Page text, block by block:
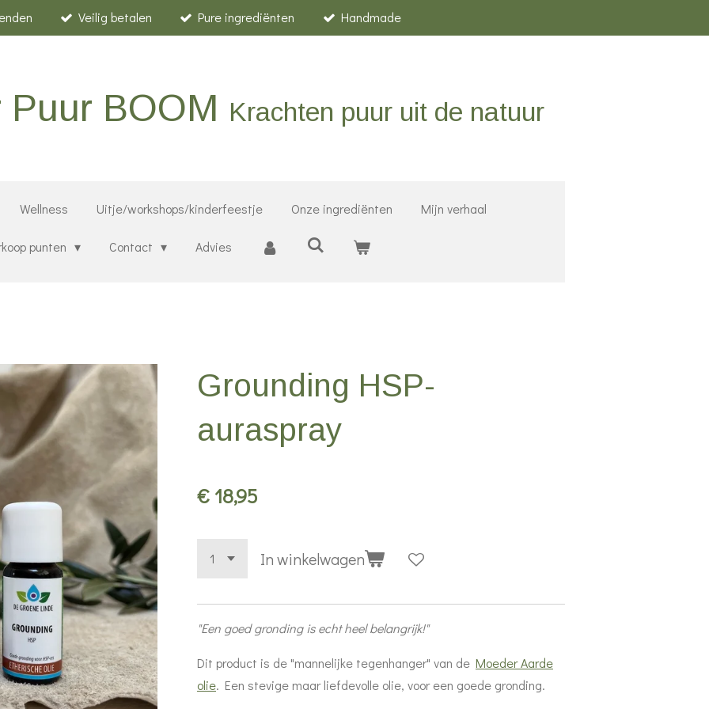
Veilig betalen Pure ingrediënten Handmade
BOOM Krachten puur uit de natuur
Wellness Uitje/workshops/kinderfeestje Onze ingrediënten Mijn verhaal
punten Contact Advies
Grounding HSP-
auraspray
€ 18,95
In winkelwagen
"Een goed gronding is echt heel belangrijk!"
Dit product is de "mannelijke tegenhanger" van de Moeder Aarde
olie. Een stevige maar liefdevolle olie, voor een goede gronding.